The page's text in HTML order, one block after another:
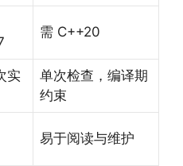
需 C++20
实
单次检查，编译期
约束
易于阅读与维护